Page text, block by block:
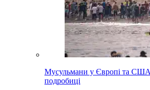
Мусульмани у Європі та
подробиці